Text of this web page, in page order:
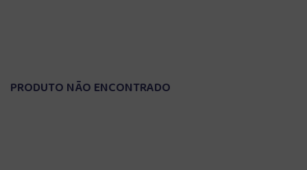
PRODUTO NÃO ENCONTRADO